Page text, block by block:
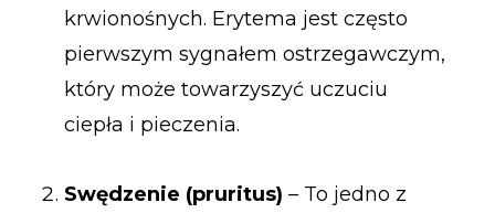
krwionośnych. Erytema jest często
pierwszym sygnałem ostrzegawczym,
który może towarzyszyć uczuciu
ciepła i pieczenia.
Swędzenie (pruritus) – To jedno z